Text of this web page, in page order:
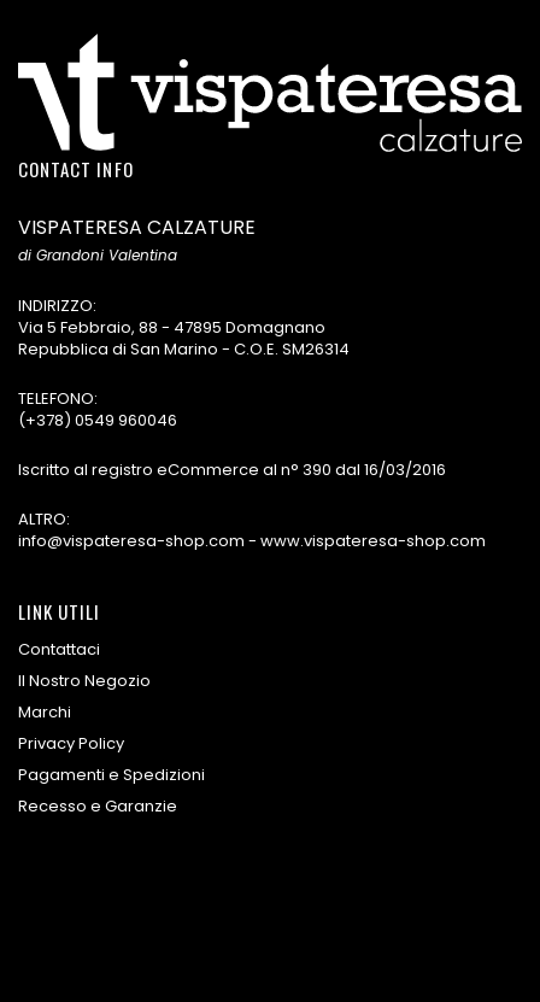
CONTACT INFO
VISPATERESA CALZATURE
di Grandoni Valentina
INDIRIZZO:
Via 5 Febbraio, 88 - 47895 Domagnano
Repubblica di San Marino - C.O.E. SM26314
TELEFONO:
(+378) 0549 960046
Iscritto al registro eCommerce al n° 390 dal 16/03/2016
ALTRO:
info@vispateresa-shop.com - www.vispateresa-shop.com
LINK UTILI
Contattaci
Il Nostro Negozio
Marchi
Privacy Policy
Pagamenti e Spedizioni
Recesso e Garanzie